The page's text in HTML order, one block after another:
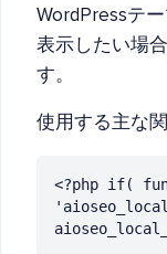
WordPressテ
表示したい場
す。
使用する主な
<?php if(